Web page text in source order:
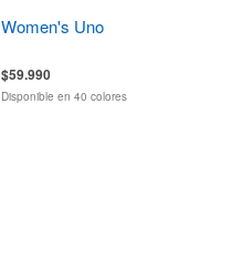
Women's Uno
$59.990
Disponible en 40 colores